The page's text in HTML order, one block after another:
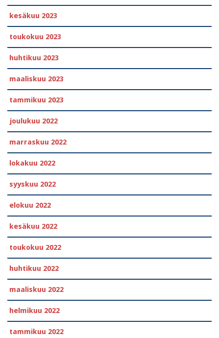
kesäkuu 2023
toukokuu 2023
huhtikuu 2023
maaliskuu 2023
tammikuu 2023
joulukuu 2022
marraskuu 2022
lokakuu 2022
syyskuu 2022
elokuu 2022
kesäkuu 2022
toukokuu 2022
huhtikuu 2022
maaliskuu 2022
helmikuu 2022
tammikuu 2022